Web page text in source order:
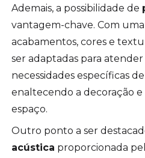
Ademais, a possibilidade de
vantagem-chave. Com
acabamentos, cores e
ser adaptadas para atender
necessidades específicas
enaltecendo a decoração
espaço.
Outro ponto a ser
acústica proporcionada